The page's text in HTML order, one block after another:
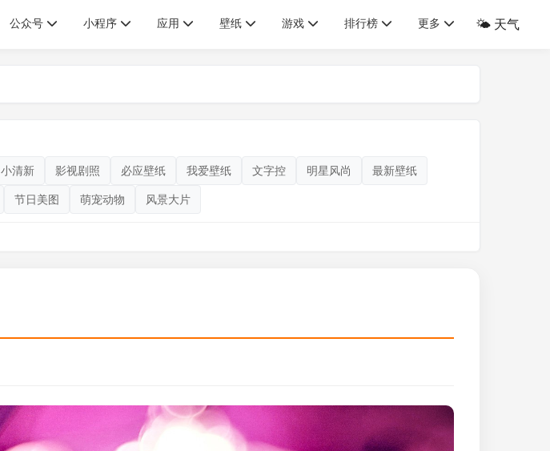
公众号 小程序 应用 壁纸 游戏 排行榜 更多 🌤️ 天气
小清新 影视剧照 必应壁纸 我爱壁纸 文字控 明星风尚 最新壁纸
节日美图 萌宠动物 风景大片